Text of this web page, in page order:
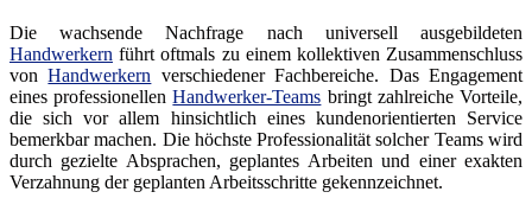
Die wachsende Nachfrage nach universell ausgebildeten
Handwerkern führt oftmals zu einem kollektiven Zusammenschluss
vonHandwerkern verschiedener Fachbereiche. Das Engagement
eines professionellenHandwerker-Teams bringt zahlreiche Vorteile,
die sich vor allem hinsichtlich eines kundenorientierten Service
bemerkbar machen. Die höchste Professionalität solcher Teams wird
durch gezielte Absprachen, geplantes Arbeiten und einer exakten
Verzahnung der geplanten Arbeitsschritte gekennzeichnet.